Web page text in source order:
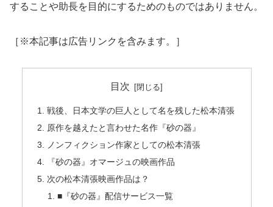
することや助長を目的にするためのものではありません。
［※本記事は広告リンクを含みます。］
目次
戦後、日本文学の巨人として名を残した松本清張
原作を越えたと言わせた名作『砂の器』
ノンフィクション作家としての松本清張
『砂の器』オマージュの映画作品
次の松本清張映画作品は？
■『砂の器』配信サービス一覧